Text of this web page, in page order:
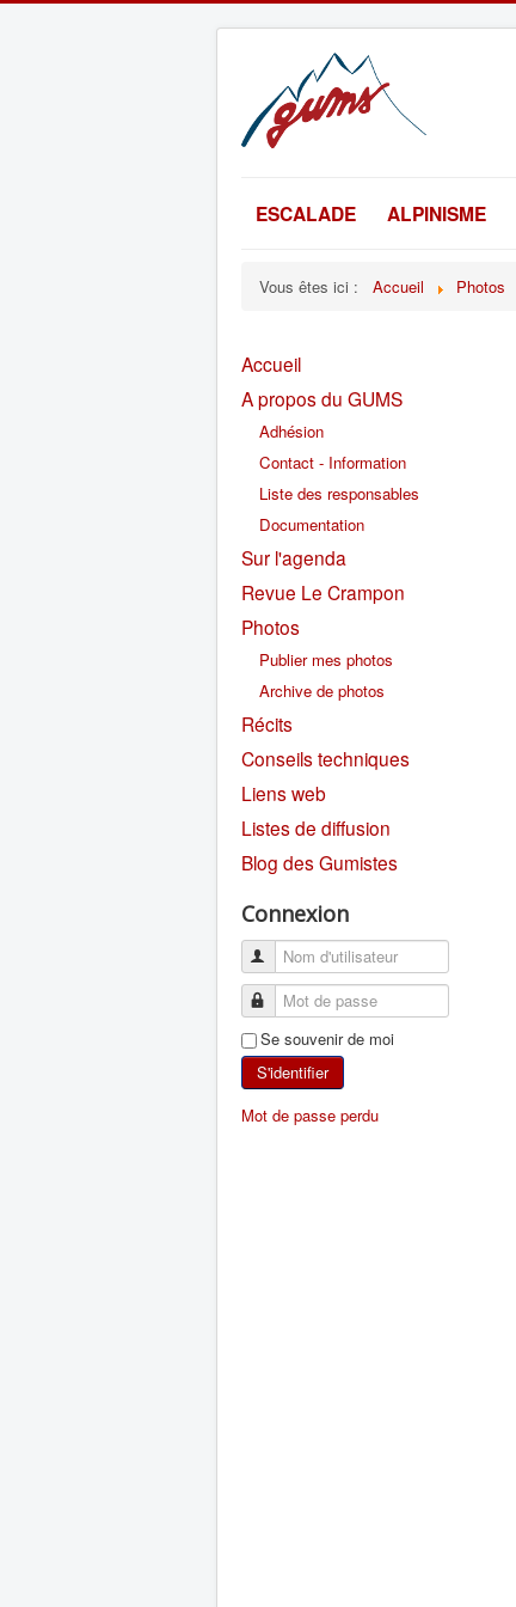
ESCALADE ALPINISME
Vous êtes ici : Accueil Photos
Accueil
A propos du GUMS
Adhésion
Contact - Information
Liste des responsables
Documentation
Sur l'agenda
Revue Le Crampon
Photos
Publier mes photos
Archive de photos
Récits
Conseils techniques
Liens web
Listes de diffusion
Blog des Gumistes
Connexion
Se souvenir de moi
S'identifier
Mot de passe perdu